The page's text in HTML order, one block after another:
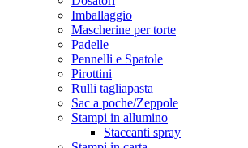
Imballaggio
Mascherine per torte
Padelle
Pennelli e Spatole
Pirottini
Rulli tagliapasta
Sac a poche/Zeppole
Stampi in allumino
Staccanti spray